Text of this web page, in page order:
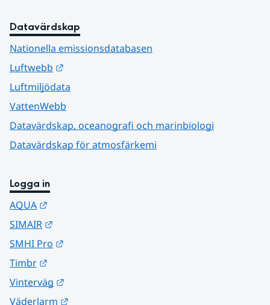
Datavärdskap
Nationella emissionsdatabasen
Luftwebb
Luftmiljödata
VattenWebb
Datavärdskap, oceanografi och marinbiologi
Datavärdskap för atmosfärkemi
Logga in
AQUA
SIMAIR
SMHI Pro
Timbr
Vinterväg
Väderlarm